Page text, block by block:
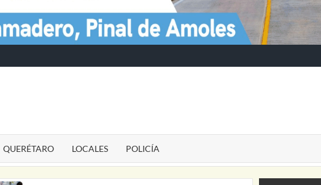
QUERÉTARO LOCALES POLICÍA